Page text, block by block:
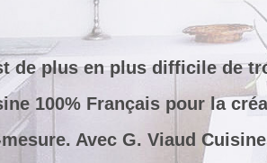
de plus en plus difficile de
100% Français pour la
Avec G. Viaud